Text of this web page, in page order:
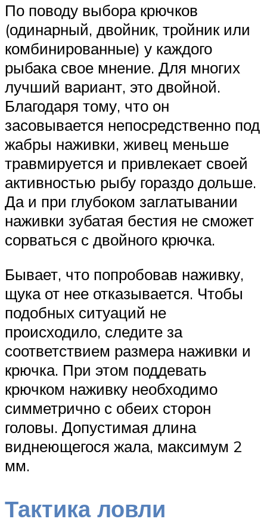
По поводу выбора крючков
(одинарный, двойник, тройник или
комбинированные) у каждого
рыбака свое мнение. Для многих
лучший вариант, это двойной.
Благодаря тому, что он
засовывается непосредственно под
жабры наживки, живец меньше
травмируется и привлекает своей
активностью рыбу гораздо дольше.
Да и при глубоком заглатывании
наживки зубатая бестия не сможет
сорваться с двойного крючка.
Бывает, что попробовав наживку,
щука от нее отказывается. Чтобы
подобных ситуаций не
происходило, следите за
соответствием размера наживки и
крючка. При этом поддевать
крючком наживку необходимо
симметрично с обеих сторон
головы. Допустимая длина
виднеющегося жала, максимум 2
мм.
Тактика ловли